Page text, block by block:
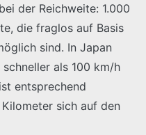
der Reichweite: 1.000
die fraglos auf Basis
sind. In Japan
als 100 km/h
entsprechend
sich auf den